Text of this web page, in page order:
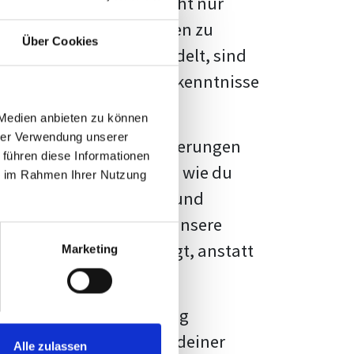
Über Cookies
anbieten zu können
Verwendung unserer
diese Informationen
Rahmen Ihrer Nutzung
Marketing
Alle zulassen
Fakten und Quellen zu
handelt, sind
und Erkenntnisse
vor diesen Herausforderungen
kannst, sondern auch, wie du
Formatierung und
Erwartungen, und unsere
Vorlage zeigt, anstatt
große Herausforderung
wird die Formatierung deiner